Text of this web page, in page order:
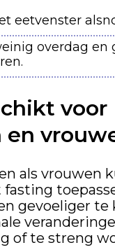
eetvenster
overdag en
voor
en
als vrouwen
gevoeliger te
of te streng